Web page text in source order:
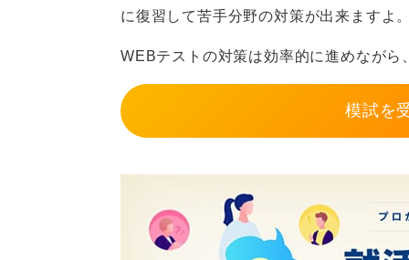
に復習して苦手分野の対策が出来ますよ
WEBテストの対策は効率的に進めなが
模試を